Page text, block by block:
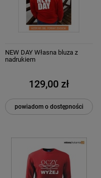
NEW DAY Własna bluza z
nadrukiem
129,00 zł
powiadom o dostępności